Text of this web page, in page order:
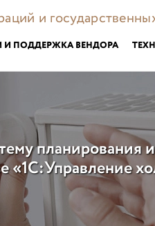
и
И ПОДДЕРЖКА ВЕНДОРА
планирования
«1С:Управление